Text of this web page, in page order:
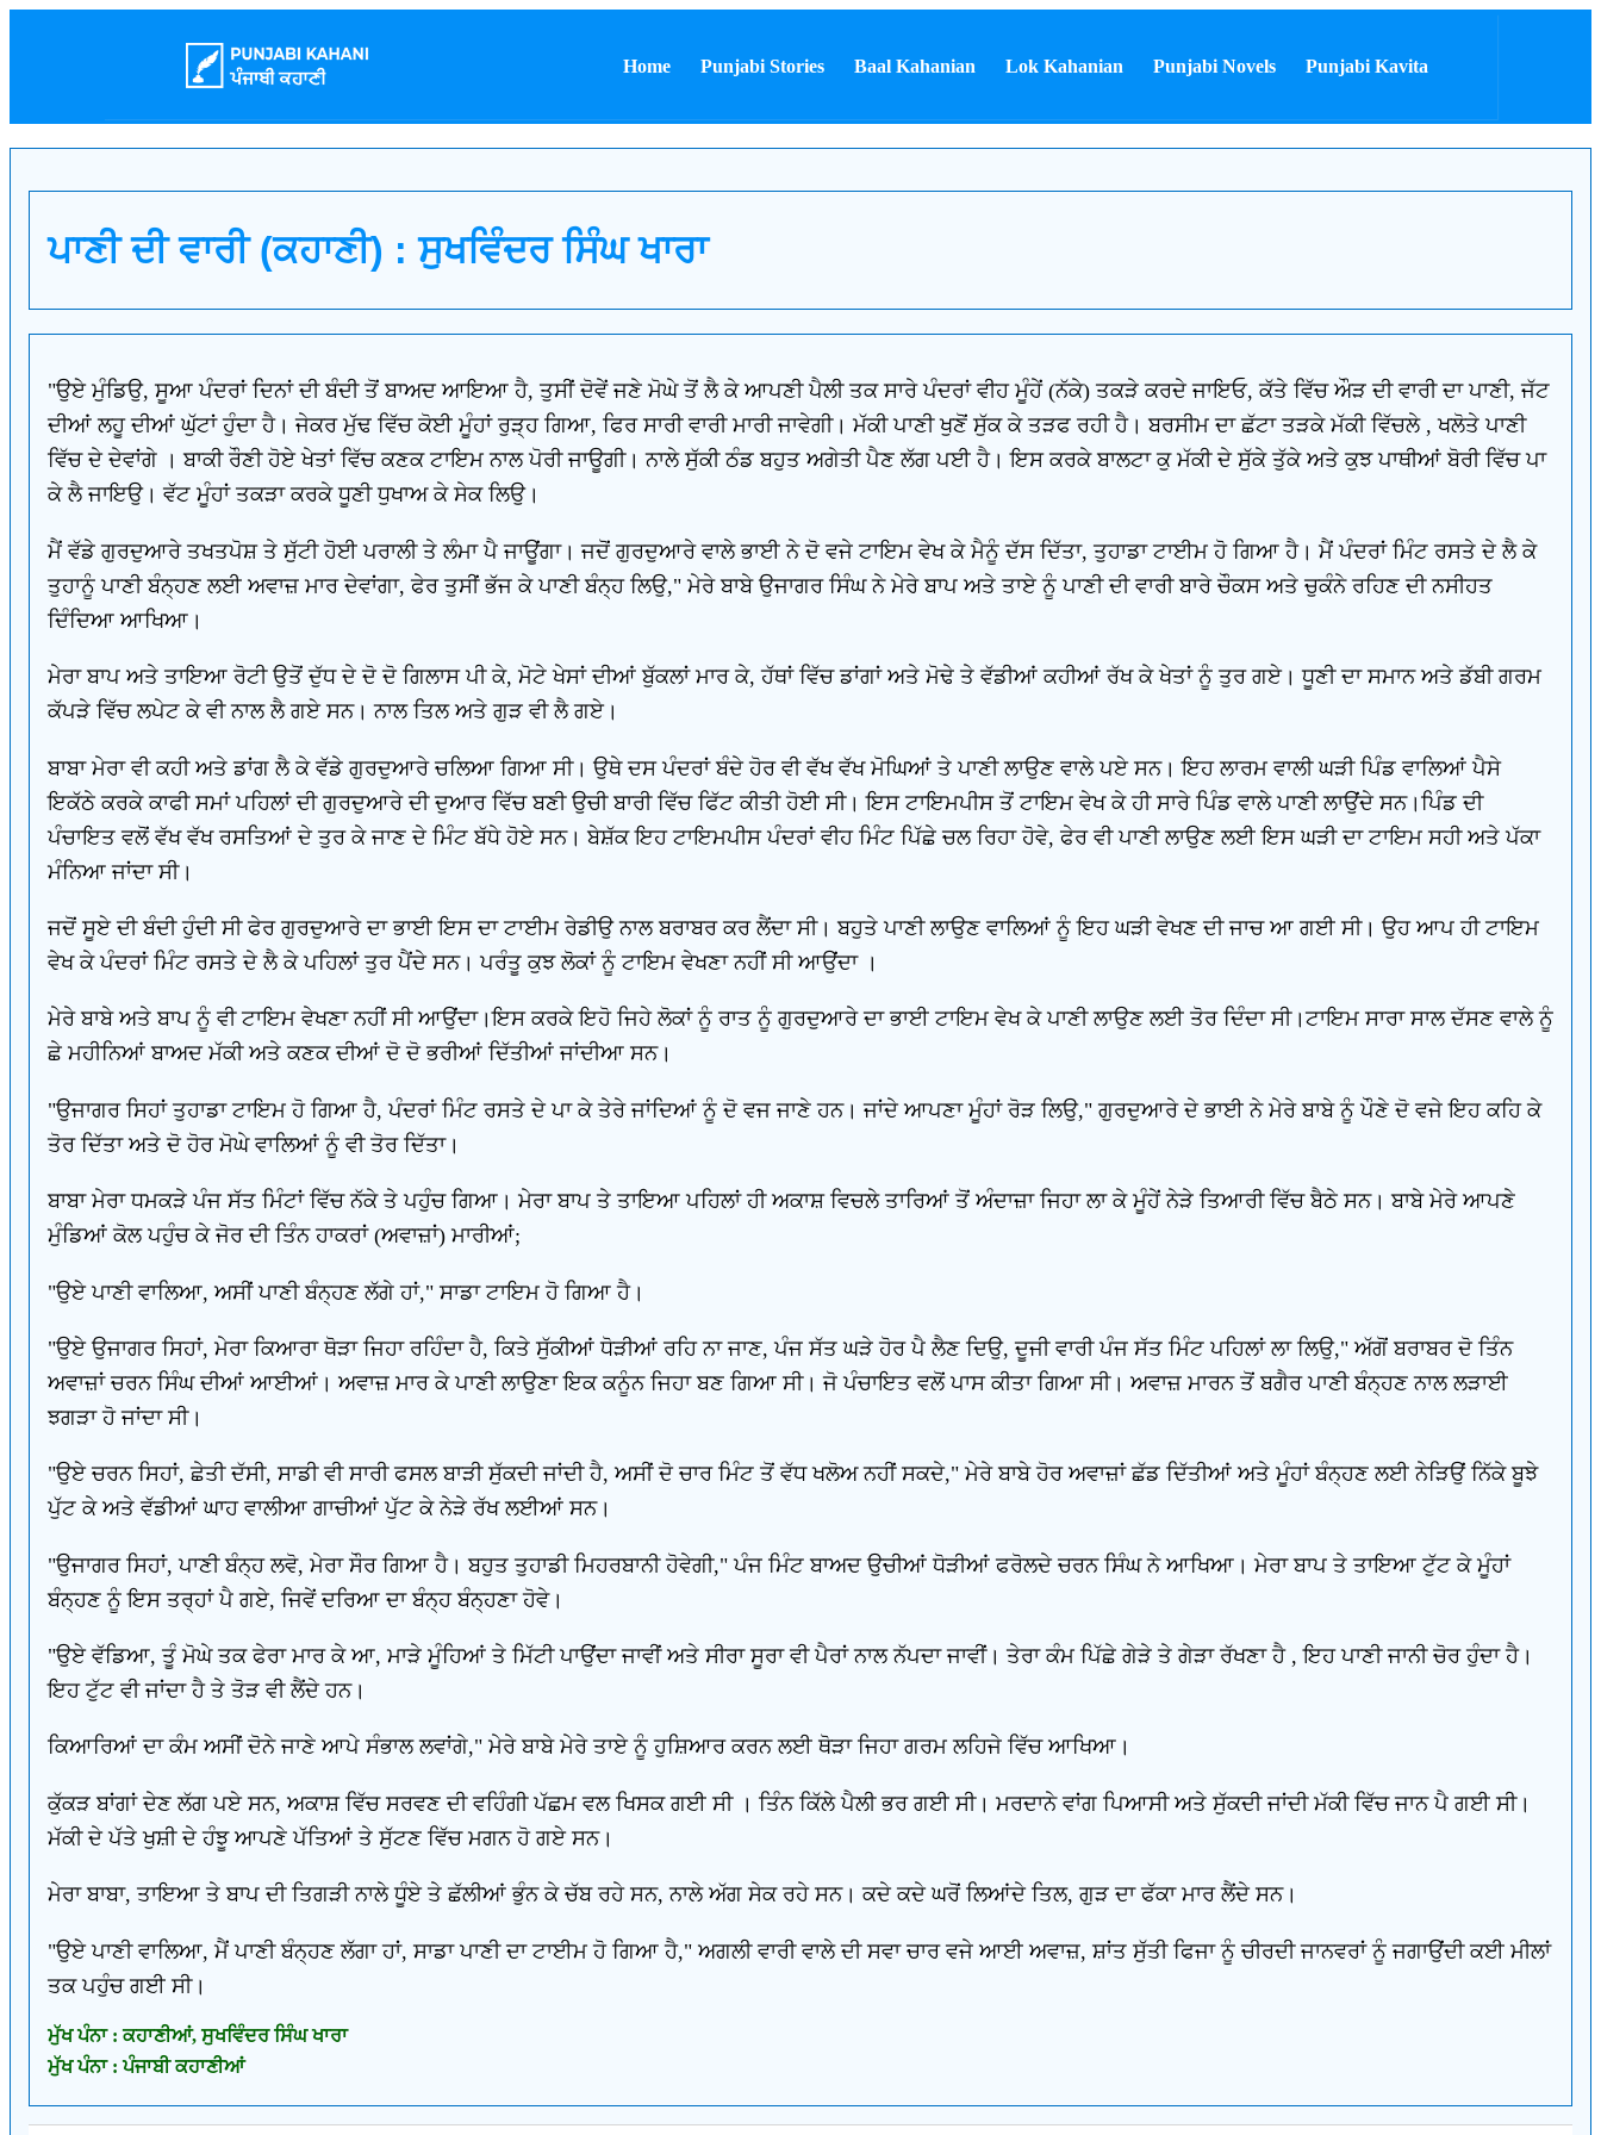
Home Punjabi Stories Baal Kahanian Lok Kahanian Punjabi Novels Punjabi Kavita
ਪਾਣੀ ਦੀ ਵਾਰੀ (ਕਹਾਣੀ) : ਸੁਖਵਿੰਦਰ ਸਿੰਘ ਖਾਰਾ
"ਉਏ ਮੁੰਡਿਉ, ਸੂਆ ਪੰਦਰਾਂ ਦਿਨਾਂ ਦੀ ਬੰਦੀ ਤੋਂ ਬਾਅਦ ਆਇਆ ਹੈ, ਤੁਸੀਂ ਦੋਵੇਂ ਜਣੇ ਮੋਘੇ ਤੋਂ ਲੈ ਕੇ ਆਪਣੀ ਪੈਲੀ ਤਕ ਸਾਰੇ ਪੰਦਰਾਂ ਵੀਹ ਮੂੰਹੇਂ (ਨੱਕੇ) ਤਕੜੇ ਕਰਦੇ ਜਾਇਓ, ਕੱਤੇ ਵਿੱਚ ਔੜ ਦੀ ਵਾਰੀ ਦਾ ਪਾਣੀ, ਜੱਟ
ਦੀਆਂ ਲਹੂ ਦੀਆਂ ਘੁੱਟਾਂ ਹੁੰਦਾ ਹੈ। ਜੇਕਰ ਮੁੱਢ ਵਿੱਚ ਕੋਈ ਮੂੰਹਾਂ ਰੁੜ੍ਹ ਗਿਆ, ਫਿਰ ਸਾਰੀ ਵਾਰੀ ਮਾਰੀ ਜਾਵੇਗੀ। ਮੱਕੀ ਪਾਣੀ ਖੁਣੋਂ ਸੁੱਕ ਕੇ ਤੜਫ ਰਹੀ ਹੈ। ਬਰਸੀਮ ਦਾ ਛੱਟਾ ਤੜਕੇ ਮੱਕੀ ਵਿੱਚਲੇ , ਖਲੋਤੇ ਪਾਣੀ
ਵਿੱਚ ਦੇ ਦੇਵਾਂਗੇ । ਬਾਕੀ ਰੌਣੀ ਹੋਏ ਖੇਤਾਂ ਵਿੱਚ ਕਣਕ ਟਾਇਮ ਨਾਲ ਪੋਰੀ ਜਾਊਗੀ। ਨਾਲੇ ਸੁੱਕੀ ਠੰਡ ਬਹੁਤ ਅਗੇਤੀ ਪੈਣ ਲੱਗ ਪਈ ਹੈ। ਇਸ ਕਰਕੇ ਬਾਲਟਾ ਕੁ ਮੱਕੀ ਦੇ ਸੁੱਕੇ ਤੁੱਕੇ ਅਤੇ ਕੁਝ ਪਾਥੀਆਂ ਬੋਰੀ ਵਿੱਚ ਪਾ
ਕੇ ਲੈ ਜਾਇਉ। ਵੱਟ ਮੂੰਹਾਂ ਤਕੜਾ ਕਰਕੇ ਧੂਣੀ ਧੁਖਾਅ ਕੇ ਸੇਕ ਲਿਉ।
ਮੈਂ ਵੱਡੇ ਗੁਰਦੁਆਰੇ ਤਖਤਪੋਸ਼ ਤੇ ਸੁੱਟੀ ਹੋਈ ਪਰਾਲੀ ਤੇ ਲੰਮਾ ਪੈ ਜਾਊਂਗਾ। ਜਦੋਂ ਗੁਰਦੁਆਰੇ ਵਾਲੇ ਭਾਈ ਨੇ ਦੋ ਵਜੇ ਟਾਇਮ ਵੇਖ ਕੇ ਮੈਨੂੰ ਦੱਸ ਦਿੱਤਾ, ਤੁਹਾਡਾ ਟਾਈਮ ਹੋ ਗਿਆ ਹੈ। ਮੈਂ ਪੰਦਰਾਂ ਮਿੰਟ ਰਸਤੇ ਦੇ ਲੈ ਕੇ
ਤੁਹਾਨੂੰ ਪਾਣੀ ਬੰਨ੍ਹਣ ਲਈ ਅਵਾਜ਼ ਮਾਰ ਦੇਵਾਂਗਾ, ਫੇਰ ਤੁਸੀਂ ਭੱਜ ਕੇ ਪਾਣੀ ਬੰਨ੍ਹ ਲਿਉ," ਮੇਰੇ ਬਾਬੇ ਉਜਾਗਰ ਸਿੰਘ ਨੇ ਮੇਰੇ ਬਾਪ ਅਤੇ ਤਾਏ ਨੂੰ ਪਾਣੀ ਦੀ ਵਾਰੀ ਬਾਰੇ ਚੌਕਸ ਅਤੇ ਚੁਕੰਨੇ ਰਹਿਣ ਦੀ ਨਸੀਹਤ
ਦਿੰਦਿਆ ਆਖਿਆ।
ਮੇਰਾ ਬਾਪ ਅਤੇ ਤਾਇਆ ਰੋਟੀ ਉਤੋਂ ਦੁੱਧ ਦੇ ਦੋ ਦੋ ਗਿਲਾਸ ਪੀ ਕੇ, ਮੋਟੇ ਖੇਸਾਂ ਦੀਆਂ ਬੁੱਕਲਾਂ ਮਾਰ ਕੇ, ਹੱਥਾਂ ਵਿੱਚ ਡਾਂਗਾਂ ਅਤੇ ਮੋਢੇ ਤੇ ਵੱਡੀਆਂ ਕਹੀਆਂ ਰੱਖ ਕੇ ਖੇਤਾਂ ਨੂੰ ਤੁਰ ਗਏ। ਧੂਣੀ ਦਾ ਸਮਾਨ ਅਤੇ ਡੱਬੀ ਗਰਮ
ਕੱਪੜੇ ਵਿੱਚ ਲਪੇਟ ਕੇ ਵੀ ਨਾਲ ਲੈ ਗਏ ਸਨ। ਨਾਲ ਤਿਲ ਅਤੇ ਗੁੜ ਵੀ ਲੈ ਗਏ।
ਬਾਬਾ ਮੇਰਾ ਵੀ ਕਹੀ ਅਤੇ ਡਾਂਗ ਲੈ ਕੇ ਵੱਡੇ ਗੁਰਦੁਆਰੇ ਚਲਿਆ ਗਿਆ ਸੀ। ਉਥੇ ਦਸ ਪੰਦਰਾਂ ਬੰਦੇ ਹੋਰ ਵੀ ਵੱਖ ਵੱਖ ਮੋਘਿਆਂ ਤੇ ਪਾਣੀ ਲਾਉਣ ਵਾਲੇ ਪਏ ਸਨ। ਇਹ ਲਾਰਮ ਵਾਲੀ ਘੜੀ ਪਿੰਡ ਵਾਲਿਆਂ ਪੈਸੇ
ਇਕੱਠੇ ਕਰਕੇ ਕਾਫੀ ਸਮਾਂ ਪਹਿਲਾਂ ਦੀ ਗੁਰਦੁਆਰੇ ਦੀ ਦੁਆਰ ਵਿੱਚ ਬਣੀ ਉਚੀ ਬਾਰੀ ਵਿੱਚ ਫਿੱਟ ਕੀਤੀ ਹੋਈ ਸੀ। ਇਸ ਟਾਇਮਪੀਸ ਤੋਂ ਟਾਇਮ ਵੇਖ ਕੇ ਹੀ ਸਾਰੇ ਪਿੰਡ ਵਾਲੇ ਪਾਣੀ ਲਾਉਂਦੇ ਸਨ।ਪਿੰਡ ਦੀ
ਪੰਚਾਇਤ ਵਲੋਂ ਵੱਖ ਵੱਖ ਰਸਤਿਆਂ ਦੇ ਤੁਰ ਕੇ ਜਾਣ ਦੇ ਮਿੰਟ ਬੱਧੇ ਹੋਏ ਸਨ। ਬੇਸ਼ੱਕ ਇਹ ਟਾਇਮਪੀਸ ਪੰਦਰਾਂ ਵੀਹ ਮਿੰਟ ਪਿੱਛੇ ਚਲ ਰਿਹਾ ਹੋਵੇ, ਫੇਰ ਵੀ ਪਾਣੀ ਲਾਉਣ ਲਈ ਇਸ ਘੜੀ ਦਾ ਟਾਇਮ ਸਹੀ ਅਤੇ ਪੱਕਾ
ਮੰਨਿਆ ਜਾਂਦਾ ਸੀ।
ਜਦੋਂ ਸੂਏ ਦੀ ਬੰਦੀ ਹੁੰਦੀ ਸੀ ਫੇਰ ਗੁਰਦੁਆਰੇ ਦਾ ਭਾਈ ਇਸ ਦਾ ਟਾਈਮ ਰੇਡੀਉ ਨਾਲ ਬਰਾਬਰ ਕਰ ਲੈਂਦਾ ਸੀ। ਬਹੁਤੇ ਪਾਣੀ ਲਾਉਣ ਵਾਲਿਆਂ ਨੂੰ ਇਹ ਘੜੀ ਵੇਖਣ ਦੀ ਜਾਚ ਆ ਗਈ ਸੀ। ਉਹ ਆਪ ਹੀ ਟਾਇਮ
ਵੇਖ ਕੇ ਪੰਦਰਾਂ ਮਿੰਟ ਰਸਤੇ ਦੇ ਲੈ ਕੇ ਪਹਿਲਾਂ ਤੁਰ ਪੈਂਦੇ ਸਨ। ਪਰੰਤੂ ਕੁਝ ਲੋਕਾਂ ਨੂੰ ਟਾਇਮ ਵੇਖਣਾ ਨਹੀਂ ਸੀ ਆਉਂਦਾ ।
ਮੇਰੇ ਬਾਬੇ ਅਤੇ ਬਾਪ ਨੂੰ ਵੀ ਟਾਇਮ ਵੇਖਣਾ ਨਹੀਂ ਸੀ ਆਉਂਦਾ।ਇਸ ਕਰਕੇ ਇਹੋ ਜਿਹੇ ਲੋਕਾਂ ਨੂੰ ਰਾਤ ਨੂੰ ਗੁਰਦੁਆਰੇ ਦਾ ਭਾਈ ਟਾਇਮ ਵੇਖ ਕੇ ਪਾਣੀ ਲਾਉਣ ਲਈ ਤੋਰ ਦਿੰਦਾ ਸੀ।ਟਾਇਮ ਸਾਰਾ ਸਾਲ ਦੱਸਣ ਵਾਲੇ ਨੂੰ
ਛੇ ਮਹੀਨਿਆਂ ਬਾਅਦ ਮੱਕੀ ਅਤੇ ਕਣਕ ਦੀਆਂ ਦੋ ਦੋ ਭਰੀਆਂ ਦਿੱਤੀਆਂ ਜਾਂਦੀਆ ਸਨ।
"ਉਜਾਗਰ ਸਿਹਾਂ ਤੁਹਾਡਾ ਟਾਇਮ ਹੋ ਗਿਆ ਹੈ, ਪੰਦਰਾਂ ਮਿੰਟ ਰਸਤੇ ਦੇ ਪਾ ਕੇ ਤੇਰੇ ਜਾਂਦਿਆਂ ਨੂੰ ਦੋ ਵਜ ਜਾਣੇ ਹਨ। ਜਾਂਦੇ ਆਪਣਾ ਮੂੰਹਾਂ ਰੋੜ ਲਿਉ," ਗੁਰਦੁਆਰੇ ਦੇ ਭਾਈ ਨੇ ਮੇਰੇ ਬਾਬੇ ਨੂੰ ਪੌਣੇ ਦੋ ਵਜੇ ਇਹ ਕਹਿ ਕੇ
ਤੋਰ ਦਿੱਤਾ ਅਤੇ ਦੋ ਹੋਰ ਮੋਘੇ ਵਾਲਿਆਂ ਨੂੰ ਵੀ ਤੋਰ ਦਿੱਤਾ।
ਬਾਬਾ ਮੇਰਾ ਧਮਕੜੇ ਪੰਜ ਸੱਤ ਮਿੰਟਾਂ ਵਿੱਚ ਨੱਕੇ ਤੇ ਪਹੁੰਚ ਗਿਆ। ਮੇਰਾ ਬਾਪ ਤੇ ਤਾਇਆ ਪਹਿਲਾਂ ਹੀ ਅਕਾਸ਼ ਵਿਚਲੇ ਤਾਰਿਆਂ ਤੋਂ ਅੰਦਾਜ਼ਾ ਜਿਹਾ ਲਾ ਕੇ ਮੂੰਹੇਂ ਨੇੜੇ ਤਿਆਰੀ ਵਿੱਚ ਬੈਠੇ ਸਨ। ਬਾਬੇ ਮੇਰੇ ਆਪਣੇ
ਮੁੰਡਿਆਂ ਕੋਲ ਪਹੁੰਚ ਕੇ ਜੋਰ ਦੀ ਤਿੰਨ ਹਾਕਰਾਂ (ਅਵਾਜ਼ਾਂ) ਮਾਰੀਆਂ;
"ਉਏ ਪਾਣੀ ਵਾਲਿਆ, ਅਸੀਂ ਪਾਣੀ ਬੰਨ੍ਹਣ ਲੱਗੇ ਹਾਂ," ਸਾਡਾ ਟਾਇਮ ਹੋ ਗਿਆ ਹੈ।
"ਉਏ ਉਜਾਗਰ ਸਿਹਾਂ, ਮੇਰਾ ਕਿਆਰਾ ਥੋੜਾ ਜਿਹਾ ਰਹਿੰਦਾ ਹੈ, ਕਿਤੇ ਸੁੱਕੀਆਂ ਧੋੜੀਆਂ ਰਹਿ ਨਾ ਜਾਣ, ਪੰਜ ਸੱਤ ਘੜੇ ਹੋਰ ਪੈ ਲੈਣ ਦਿਉ, ਦੂਜੀ ਵਾਰੀ ਪੰਜ ਸੱਤ ਮਿੰਟ ਪਹਿਲਾਂ ਲਾ ਲਿਉ," ਅੱਗੋਂ ਬਰਾਬਰ ਦੋ ਤਿੰਨ
ਅਵਾਜ਼ਾਂ ਚਰਨ ਸਿੰਘ ਦੀਆਂ ਆਈਆਂ। ਅਵਾਜ਼ ਮਾਰ ਕੇ ਪਾਣੀ ਲਾਉਣਾ ਇਕ ਕਨੂੰਨ ਜਿਹਾ ਬਣ ਗਿਆ ਸੀ। ਜੋ ਪੰਚਾਇਤ ਵਲੋਂ ਪਾਸ ਕੀਤਾ ਗਿਆ ਸੀ। ਅਵਾਜ਼ ਮਾਰਨ ਤੋਂ ਬਗੈਰ ਪਾਣੀ ਬੰਨ੍ਹਣ ਨਾਲ ਲੜਾਈ
ਝਗੜਾ ਹੋ ਜਾਂਦਾ ਸੀ।
"ਉਏ ਚਰਨ ਸਿਹਾਂ, ਛੇਤੀ ਦੱਸੀ, ਸਾਡੀ ਵੀ ਸਾਰੀ ਫਸਲ ਬਾੜੀ ਸੁੱਕਦੀ ਜਾਂਦੀ ਹੈ, ਅਸੀਂ ਦੋ ਚਾਰ ਮਿੰਟ ਤੋਂ ਵੱਧ ਖਲੋਅ ਨਹੀਂ ਸਕਦੇ," ਮੇਰੇ ਬਾਬੇ ਹੋਰ ਅਵਾਜ਼ਾਂ ਛੱਡ ਦਿੱਤੀਆਂ ਅਤੇ ਮੂੰਹਾਂ ਬੰਨ੍ਹਣ ਲਈ ਨੇੜਿਉਂ ਨਿੱਕੇ ਬੂਝੇ
ਪੁੱਟ ਕੇ ਅਤੇ ਵੱਡੀਆਂ ਘਾਹ ਵਾਲੀਆ ਗਾਚੀਆਂ ਪੁੱਟ ਕੇ ਨੇੜੇ ਰੱਖ ਲਈਆਂ ਸਨ।
"ਉਜਾਗਰ ਸਿਹਾਂ, ਪਾਣੀ ਬੰਨ੍ਹ ਲਵੋ, ਮੇਰਾ ਸੌਰ ਗਿਆ ਹੈ। ਬਹੁਤ ਤੁਹਾਡੀ ਮਿਹਰਬਾਨੀ ਹੋਵੇਗੀ," ਪੰਜ ਮਿੰਟ ਬਾਅਦ ਉਚੀਆਂ ਧੋੜੀਆਂ ਫਰੋਲਦੇ ਚਰਨ ਸਿੰਘ ਨੇ ਆਖਿਆ। ਮੇਰਾ ਬਾਪ ਤੇ ਤਾਇਆ ਟੁੱਟ ਕੇ ਮੂੰਹਾਂ
ਬੰਨ੍ਹਣ ਨੂੰ ਇਸ ਤਰ੍ਹਾਂ ਪੈ ਗਏ, ਜਿਵੇਂ ਦਰਿਆ ਦਾ ਬੰਨ੍ਹ ਬੰਨ੍ਹਣਾ ਹੋਵੇ।
"ਉਏ ਵੱਡਿਆ, ਤੂੰ ਮੋਘੇ ਤਕ ਫੇਰਾ ਮਾਰ ਕੇ ਆ, ਮਾੜੇ ਮੂੰਹਿਆਂ ਤੇ ਮਿੱਟੀ ਪਾਉਂਦਾ ਜਾਵੀਂ ਅਤੇ ਸੀਰਾ ਸੂਰਾ ਵੀ ਪੈਰਾਂ ਨਾਲ ਨੱਪਦਾ ਜਾਵੀਂ। ਤੇਰਾ ਕੰਮ ਪਿੱਛੇ ਗੇੜੇ ਤੇ ਗੇੜਾ ਰੱਖਣਾ ਹੈ , ਇਹ ਪਾਣੀ ਜਾਨੀ ਚੋਰ ਹੁੰਦਾ ਹੈ।
ਇਹ ਟੁੱਟ ਵੀ ਜਾਂਦਾ ਹੈ ਤੇ ਤੋੜ ਵੀ ਲੈਂਦੇ ਹਨ।
ਕਿਆਰਿਆਂ ਦਾ ਕੰਮ ਅਸੀਂ ਦੋਨੇ ਜਾਣੇ ਆਪੇ ਸੰਭਾਲ ਲਵਾਂਗੇ," ਮੇਰੇ ਬਾਬੇ ਮੇਰੇ ਤਾਏ ਨੂੰ ਹੁਸ਼ਿਆਰ ਕਰਨ ਲਈ ਥੋੜਾ ਜਿਹਾ ਗਰਮ ਲਹਿਜੇ ਵਿੱਚ ਆਖਿਆ।
ਕੁੱਕੜ ਬਾਂਗਾਂ ਦੇਣ ਲੱਗ ਪਏ ਸਨ, ਅਕਾਸ਼ ਵਿੱਚ ਸਰਵਣ ਦੀ ਵਹਿੰਗੀ ਪੱਛਮ ਵਲ ਖਿਸਕ ਗਈ ਸੀ । ਤਿੰਨ ਕਿੱਲੇ ਪੈਲੀ ਭਰ ਗਈ ਸੀ। ਮਰਦਾਨੇ ਵਾਂਗ ਪਿਆਸੀ ਅਤੇ ਸੁੱਕਦੀ ਜਾਂਦੀ ਮੱਕੀ ਵਿੱਚ ਜਾਨ ਪੈ ਗਈ ਸੀ।
ਮੱਕੀ ਦੇ ਪੱਤੇ ਖੁਸ਼ੀ ਦੇ ਹੰਝੂ ਆਪਣੇ ਪੱਤਿਆਂ ਤੇ ਸੁੱਟਣ ਵਿੱਚ ਮਗਨ ਹੋ ਗਏ ਸਨ।
ਮੇਰਾ ਬਾਬਾ, ਤਾਇਆ ਤੇ ਬਾਪ ਦੀ ਤਿਗੜੀ ਨਾਲੇ ਧੂੰਏ ਤੇ ਛੱਲੀਆਂ ਭੁੰਨ ਕੇ ਚੱਬ ਰਹੇ ਸਨ, ਨਾਲੇ ਅੱਗ ਸੇਕ ਰਹੇ ਸਨ। ਕਦੇ ਕਦੇ ਘਰੋਂ ਲਿਆਂਦੇ ਤਿਲ, ਗੁੜ ਦਾ ਫੱਕਾ ਮਾਰ ਲੈਂਦੇ ਸਨ।
"ਉਏ ਪਾਣੀ ਵਾਲਿਆ, ਮੈਂ ਪਾਣੀ ਬੰਨ੍ਹਣ ਲੱਗਾ ਹਾਂ, ਸਾਡਾ ਪਾਣੀ ਦਾ ਟਾਈਮ ਹੋ ਗਿਆ ਹੈ," ਅਗਲੀ ਵਾਰੀ ਵਾਲੇ ਦੀ ਸਵਾ ਚਾਰ ਵਜੇ ਆਈ ਅਵਾਜ਼, ਸ਼ਾਂਤ ਸੁੱਤੀ ਫਿਜਾ ਨੂੰ ਚੀਰਦੀ ਜਾਨਵਰਾਂ ਨੂੰ ਜਗਾਉਂਦੀ ਕਈ ਮੀਲਾਂ
ਤਕ ਪਹੁੰਚ ਗਈ ਸੀ।
ਮੁੱਖ ਪੰਨਾ : ਕਹਾਣੀਆਂ, ਸੁਖਵਿੰਦਰ ਸਿੰਘ ਖਾਰਾ
ਮੁੱਖ ਪੰਨਾ : ਪੰਜਾਬੀ ਕਹਾਣੀਆਂ